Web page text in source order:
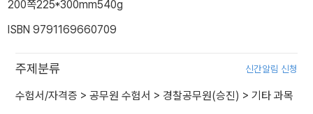
200쪽225*300mm540g
ISBN 9791169660709
주제분류 신간알림 신청
수험서/자격증 > 공무원 수험서 > 경찰공무원(승진) > 기타 과목